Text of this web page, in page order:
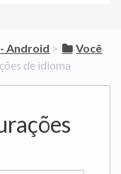
Android ​ > ​ ​Você
de idioma